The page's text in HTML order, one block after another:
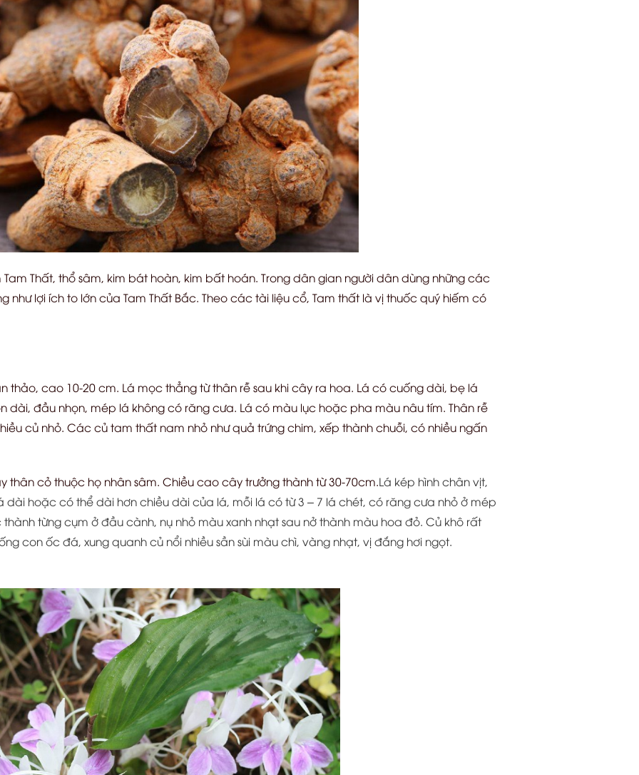
Thất, thổ sâm, kim bát hoàn, kim bất hoán. Trong dân gian người dân dùng những các
lợi ích to lớn của Tam Thất Bắc. Theo các tài liệu cổ, Tam thất là vị thuốc quý hiếm có
thảo, cao 10-20 cm. Lá mọc thẳng từ thân rễ sau khi cây ra hoa. Lá có cuống dài, bẹ lá
dài, đầu nhọn, mép lá không có răng cưa. Lá có màu lục hoặc pha màu nâu tím. Thân rễ
củ nhỏ. Các củ tam thất nam nhỏ như quả trứng chim, xếp thành chuỗi, có nhiều ngấn
thân cỏ thuộc họ nhân sâm. Chiều cao cây trưởng thành từ 30-70cm. Lá kép hình chân vịt,
dài hoặc có thể dài hơn chiều dài của lá, mỗi lá có từ 3 – 7 lá chét, có răng cưa nhỏ ở mép
từng cụm ở đầu cành, nụ nhỏ màu xanh nhạt sau nở thành màu hoa đỏ. Củ khô rất
con ốc đá, xung quanh củ nổi nhiều sần sùi màu chì, vàng nhạt, vị đắng hơi ngọt.